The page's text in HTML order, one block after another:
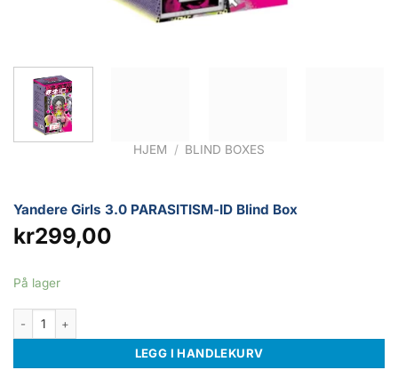
HJEM / BLIND BOXES
Yandere Girls 3.0 PARASITISM-ID Blind Box
kr299,00
På lager
Yandere Girls 3.0 PARASITISM-ID Blind Box antall
LEGG I HANDLEKURV